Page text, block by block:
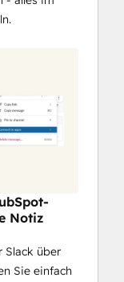
Kanal
um mit
zu halten.
Notiz
Slack über
Sie einfach